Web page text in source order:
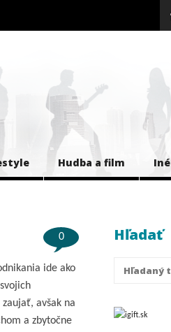
Hudba a film Iné
0
ide ako
avšak na
a zbytočne
Hľadať